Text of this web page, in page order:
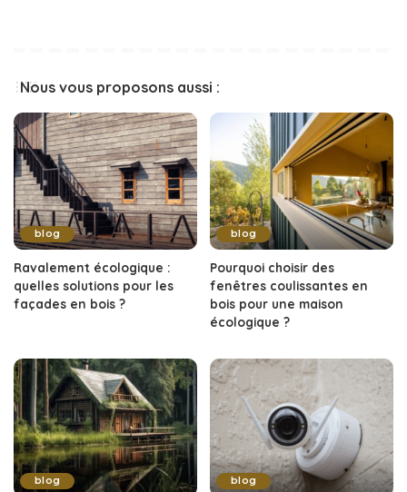
Nous vous proposons aussi :
blog
Ravalement écologique :
quelles solutions pour les
façades en bois ?
blog
Pourquoi choisir des
fenêtres coulissantes en
bois pour une maison
écologique ?
blog blog